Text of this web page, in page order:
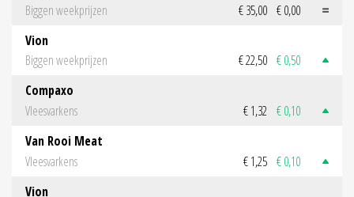
Biggen weekprijzen
€ 35,00 € 0,00
Vion
Biggen weekprijzen
€ 22,50 € 0,50
Compaxo
Vleesvarkens
€ 1,32 € 0,10
Van Rooi Meat
Vleesvarkens
€ 1,25 € 0,10
Vion